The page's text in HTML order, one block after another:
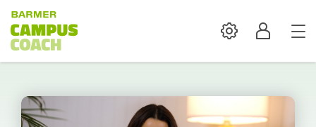
SettingsProfil